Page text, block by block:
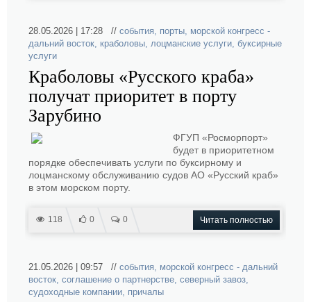
28.05.2026 | 17:28 // события, порты, морской конгресс -
дальний восток, краболовы, лоцманские услуги, буксирные
услуги
Краболовы «Русского краба»
получат приоритет в порту
Зарубино
ФГУП «Росморпорт»
будет в приоритетном
порядке обеспечивать услуги по буксирному и
лоцманскому обслуживанию судов АО «Русский краб»
в этом морском порту.
118 0 0 Читать полностью
21.05.2026 | 09:57 // события, морской конгресс - дальний
восток, соглашение о партнерстве, северный завоз,
судоходные компании, причалы